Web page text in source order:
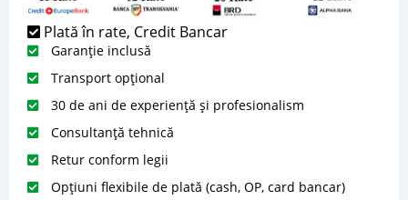
Plată în rate, Credit Bancar
Garanție inclusă
Transport opțional
30 de ani de experiență și profesionalism
Consultanță tehnică
Retur conform legii
Opțiuni flexibile de plată (cash, OP, card bancar)